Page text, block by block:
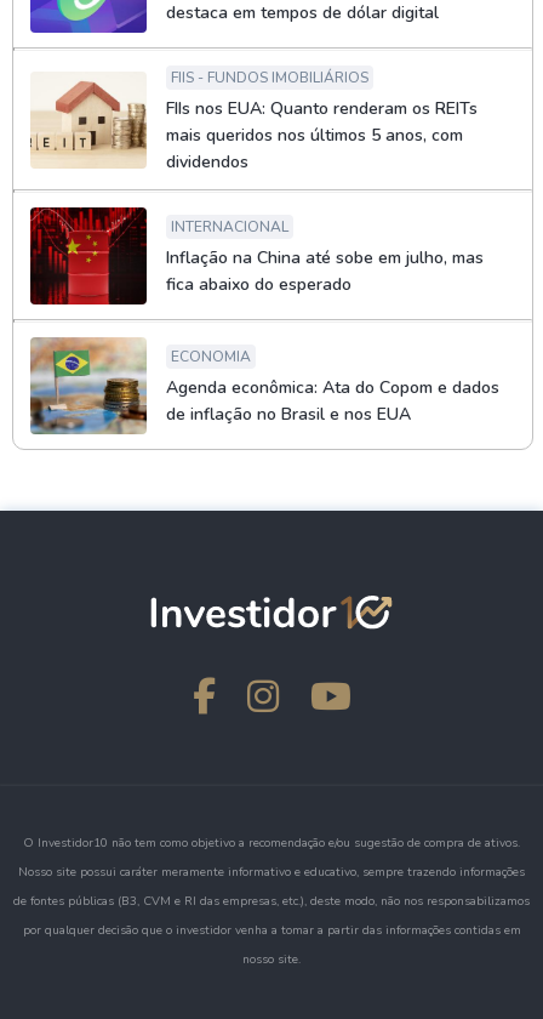
destaca em tempos de dólar digital
FIIS - FUNDOS IMOBILIÁRIOS
FIIs nos EUA: Quanto renderam os REITs
mais queridos nos últimos 5 anos, com
dividendos
INTERNACIONAL
Inflação na China até sobe em julho, mas
fica abaixo do esperado
ECONOMIA
Agenda econômica: Ata do Copom e dados
de inflação no Brasil e nos EUA
O Investidor10 não tem como objetivo a recomendação e/ou sugestão de compra de ativos.
Nosso site possui caráter meramente informativo e educativo, sempre trazendo informações
de fontes públicas (B3, CVM e RI das empresas, etc.), deste modo, não nos responsabilizamos
por qualquer decisão que o investidor venha a tomar a partir das informações contidas em
nosso site.